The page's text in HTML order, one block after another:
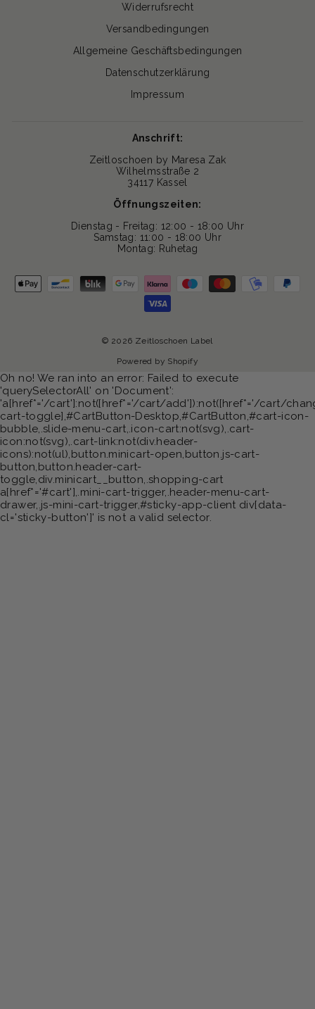
Widerrufsrecht
Versandbedingungen
Allgemeine Geschäftsbedingungen
Datenschutzerklärung
Impressum
Anschrift:
Zeitloschoen by Maresa Zak
Wilhelmsstraße 2
34117 Kassel
Öffnungszeiten:
Dienstag - Freitag: 12:00 - 18:00 Uhr
Samstag: 11:00 - 18:00 Uhr
Montag: Ruhetag
© 2026 Zeitloschoen Label
Powered by Shopify
Oh no! We ran into an error: Failed to execute
'querySelectorAll' on 'Document':
'a[href*='/cart']:not([href*='/cart/add']):not([href*='/cart/
cart-toggle],#CartButton-Desktop,#CartButton,#cart-icon-
bubble,.slide-menu-cart,.icon-cart:not(svg),.cart-
icon:not(svg),.cart-link:not(div.header-
icons):not(ul),button.minicart-open,button.js-cart-
button,button.header-cart-
toggle,div.minicart__button,.shopping-cart
a[href*='#cart'],.mini-cart-trigger,.header-menu-cart-
drawer,.js-mini-cart-trigger,#sticky-app-client div[data-
cl='sticky-button']' is not a valid selector.